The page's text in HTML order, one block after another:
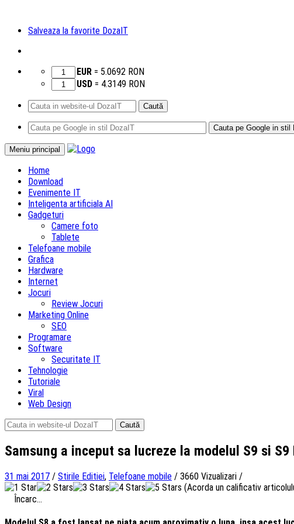
Salveaza la favorite DozaIT
EUR = 5.0692 RON
USD = 4.3149 RON
Caută
după:
Meniu principal
Sari
Home
Download
Evenimente IT
Inteligenta artificiala AI
Gadgeturi
Camere foto
Tablete
Telefoane mobile
Grafica
Hardware
Internet
Jocuri
Review Jocuri
Marketing Online
SEO
Programare
Software
Securitate IT
Tehnologie
Tutoriale
Viral
Web Design
Caută
după:
Samsung a inceput sa lucreze la modelul S9 si S9
31 mai 2017 / Stirile Editiei, Telefoane mobile / 3660 Vizualizari /
(Acorda un calificativ
Încarc...